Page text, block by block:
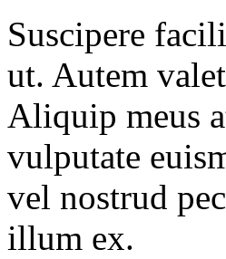
Suscipere
ut. Autem
Aliquip meus
vulputate
vel nostrud
illum ex.